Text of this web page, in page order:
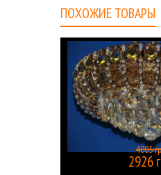
ПОХОЖИЕ ТОВАРЫ
4005
2926